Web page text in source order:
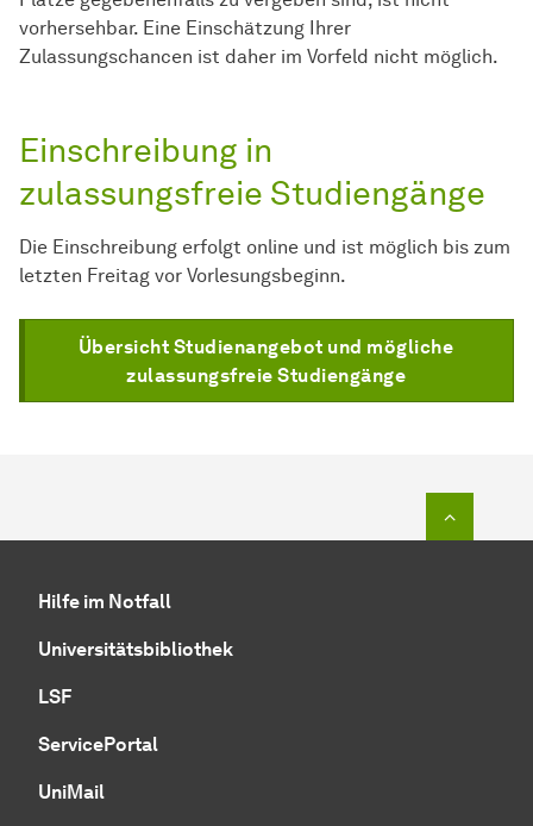
vorhersehbar. Eine Einschätzung Ihrer
Zulassungschancen ist daher im Vorfeld nicht möglich.
Einschreibung in
zulassungsfreie Studiengänge
Die Einschreibung erfolgt online und ist möglich bis zum
letzten Freitag vor Vorlesungsbeginn.
Übersicht Studienangebot und mögliche
zulassungsfreie Studiengänge
Hilfe im Notfall
Universitätsbibliothek
LSF
ServicePortal
UniMail